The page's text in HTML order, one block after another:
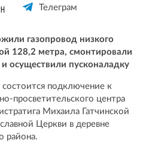
Телеграм
газопровод низкого
128,2 метра, смонтировали
осуществили пусконаладку
состоится подключение к
просветительского центра
Михаила Гатчинской
Церкви в деревне
района.